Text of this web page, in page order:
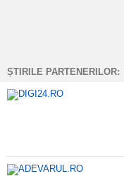
ȘTIRILE PARTENERILOR: